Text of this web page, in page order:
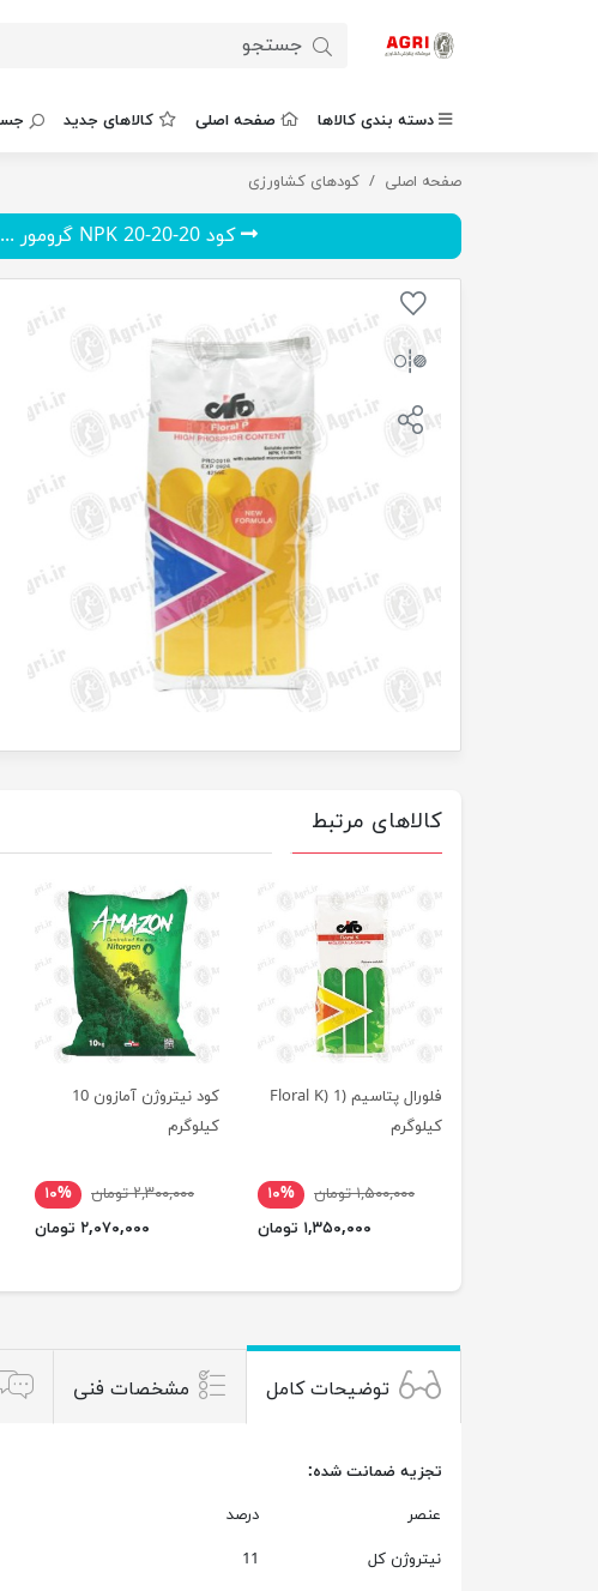
دسته بندی کالاها صفحه اصلی کالاهای جدید
صفحه اصلی کودهای کشاورزیفلورال فسفر 2.5 کیلوگرم
کود 20-20-20 NPK گرومور ...
کالاهای مرتبط
فلورال پتاسیم (Floral K) 1
کیلوگرم
۱,۵۰۰,۰۰۰ تومان
۱۰%
۱,۳۵۰,۰۰۰ تومان
کود نیتروژن آمازون 10
کیلوگرم
۲,۳۰۰,۰۰۰ تومان
۱۰%
۲,۰۷۰,۰۰۰ تومان
توضیحات کامل مشخصات فنی
تجزیه ضمانت شده:
عنصر
درصد
نیتروژن کل 11